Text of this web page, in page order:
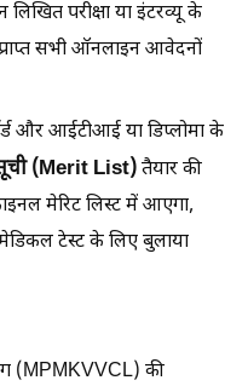
परीक्षा या इंटरव्यू के
प्राप्त सभी ऑनलाइन आवेदनों
और आईटीआई या डिप्लोमा के
(Merit List)तैयार की
मेरिट लिस्ट में आएगा,
टेस्ट के लिए बुलाया
(MPMKVVCL) की